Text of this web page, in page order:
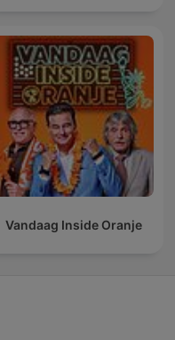
Vandaag Inside Oranje